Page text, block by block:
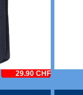
29.90 CHF